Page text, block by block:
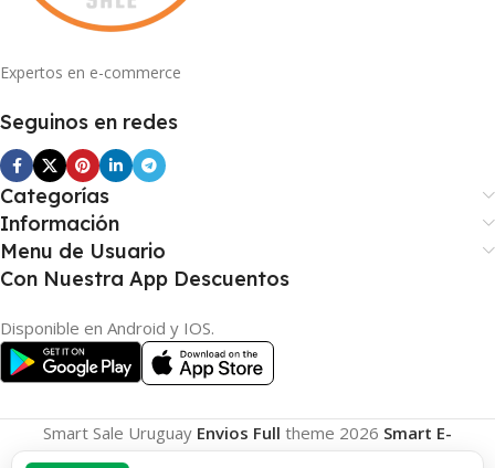
Expertos en e-commerce
Seguinos en redes
Categorías
Información
Menu de Usuario
Con Nuestra App Descuentos
Disponible en Android y IOS.
Smart Sale Uruguay Envios Full theme 2026 Smart E-